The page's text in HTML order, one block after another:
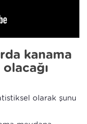
kanama
olarak şunu